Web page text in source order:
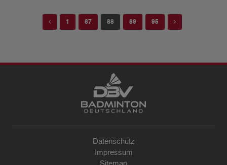
Previous
1 87 88 89 95 Next
Datenschutz
Impressum